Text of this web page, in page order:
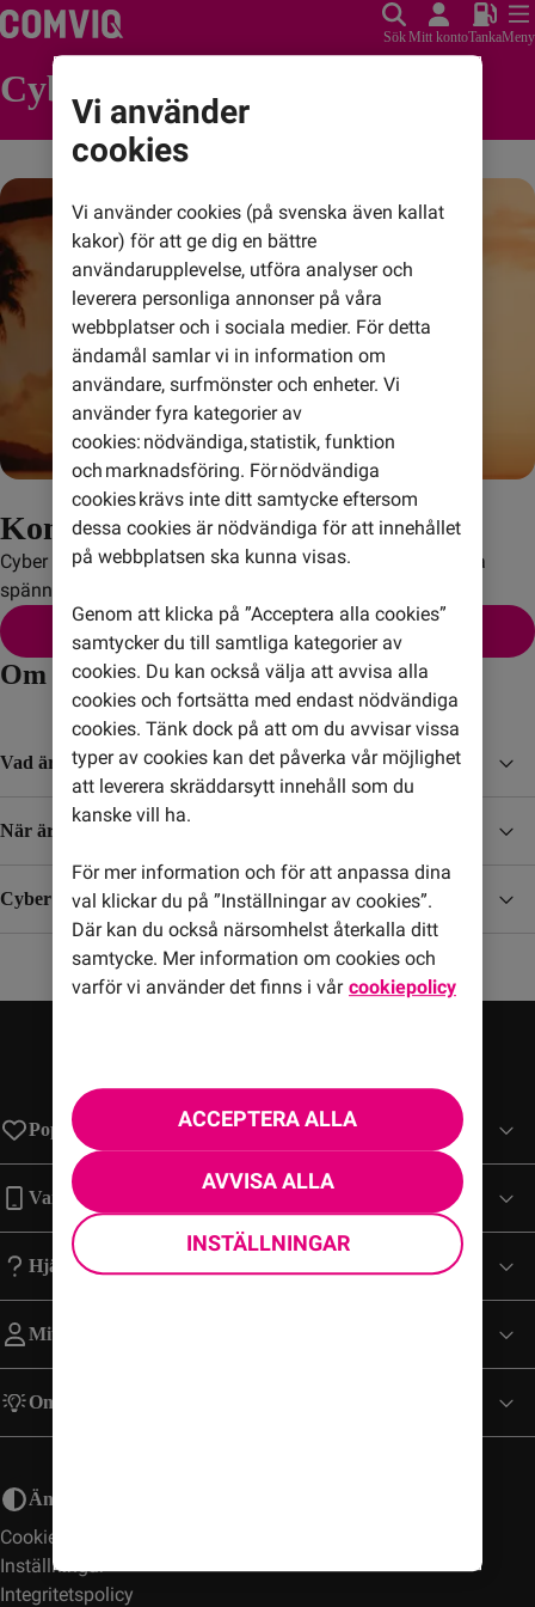
SökMitt kontoTankaMeny
Cyber Monday
Kom tillbaka i november 2026
Cyber monday kommer tillbaka i november 2026 med nya
spännande deals!
Alla våra erbjudanden
Om Cyber Monday
Vad är Cyber Monday?
När är Cyber Monday?
Cyber Monday i Sverige
Populära sidor
Varumärken
Hjälp
Mitt Konto
Om Comviq
Ändra utseende
Cookies
Inställningar
Integritetspolicy
Vi använder
cookies
Vi använder cookies (på svenska även kallat
kakor) för att ge dig en bättre
användarupplevelse, utföra analyser och
leverera personliga annonser på våra
webbplatser och i sociala medier. För detta
ändamål samlar vi in information om
användare, surfmönster och enheter. Vi
använder fyra kategorier av
cookies: nödvändiga, statistik, funktion
och marknadsföring. För nödvändiga
cookies krävs inte ditt samtycke eftersom
dessa cookies är nödvändiga för att innehållet
på webbplatsen ska kunna visas.
Genom att klicka på ”Acceptera alla cookies”
samtycker du till samtliga kategorier av
cookies. Du kan också välja att avvisa alla
cookies och fortsätta med endast nödvändiga
cookies. Tänk dock på att om du avvisar vissa
typer av cookies kan det påverka vår möjlighet
att leverera skräddarsytt innehåll som du
kanske vill ha.
För mer information och för att anpassa dina
val klickar du på ”Inställningar av cookies”.
Där kan du också närsomhelst återkalla ditt
samtycke. Mer information om cookies och
varför vi använder det finns i vår cookiepolicy
ACCEPTERA ALLA
AVVISA ALLA
INSTÄLLNINGAR